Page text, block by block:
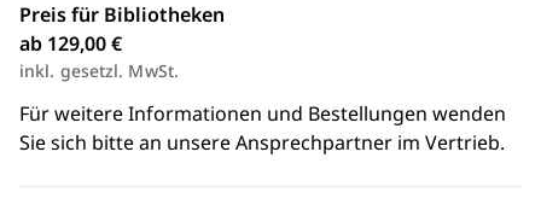
Preis für Bibliotheken
ab 129,00 €
inkl. gesetzl. MwSt.
Für weitere Informationen und Bestellungen wenden
Sie sich bitte an unsere Ansprechpartner im Vertrieb.